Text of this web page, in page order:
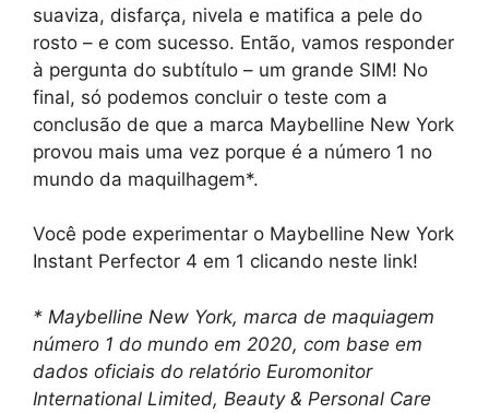
suaviza, disfarça, nivela e matifica a pele do
rosto – e com sucesso. Então, vamos responder
à pergunta do subtítulo – um grande SIM! No
final, só podemos concluir o teste com a
conclusão de que a marca Maybelline New York
provou mais uma vez porque é a número 1 no
mundo da maquilhagem*.
Você pode experimentar o Maybelline New York
Instant Perfector 4 em 1 clicando neste link!
* Maybelline New York, marca de maquiagem
número 1 do mundo em 2020, com base em
dados oficiais do relatório Euromonitor
International Limited, Beauty & Personal Care